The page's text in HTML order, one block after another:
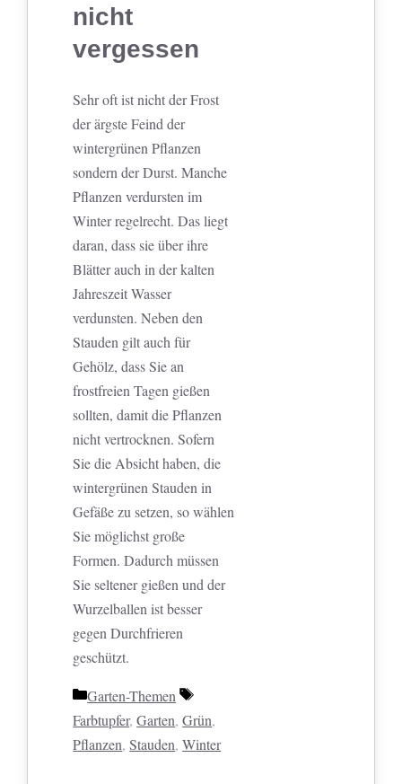
nicht
vergessen
Sehr oft ist nicht der Frost
der ärgste Feind der
wintergrünen Pflanzen
sondern der Durst. Manche
Pflanzen verdursten im
Winter regelrecht. Das liegt
daran, dass sie über ihre
Blätter auch in der kalten
Jahreszeit Wasser
verdunsten. Neben den
Stauden gilt auch für
Gehölz, dass Sie an
frostfreien Tagen gießen
sollten, damit die Pflanzen
nicht vertrocknen. Sofern
Sie die Absicht haben, die
wintergrünen Stauden in
Gefäße zu setzen, so wählen
Sie möglichst große
Formen. Dadurch müssen
Sie seltener gießen und der
Wurzelballen ist besser
gegen Durchfrieren
geschützt.
Kategorien
Garten-Themen
Schlagwörter
Farbtupfer,Garten,Grün,
Pflanzen,Stauden,Winter